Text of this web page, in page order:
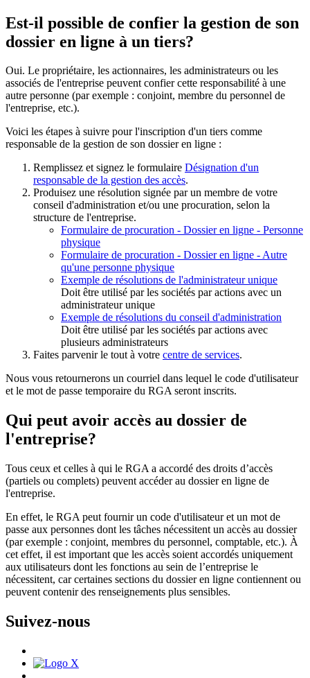
Est-il possible de confier la gestion de son
dossier en ligne à un tiers?
Oui. Le propriétaire, les actionnaires, les administrateurs ou les
associés de l'entreprise peuvent confier cette responsabilité à une
autre personne (par exemple : conjoint, membre du personnel de
l'entreprise, etc.).
Voici les étapes à suivre pour l'inscription d'un tiers comme
responsable de la gestion de son dossier en ligne :
Remplissez et signez le formulaire Désignation d'un
responsable de la gestion des accès.
Produisez une résolution signée par un membre de votre
conseil d'administration et/ou une procuration, selon la
structure de l'entreprise.
Formulaire de procuration - Dossier en ligne - Personne
physique
Formulaire de procuration - Dossier en ligne - Autre
qu'une personne physique
Exemple de résolutions de l'administrateur unique
Doit être utilisé par les sociétés par actions avec un
administrateur unique
Exemple de résolutions du conseil d'administration
Doit être utilisé par les sociétés par actions avec
plusieurs administrateurs
Faites parvenir le tout à votre centre de services.
Nous vous retournerons un courriel dans lequel le code d'utilisateur
et le mot de passe temporaire du RGA seront inscrits.
Qui peut avoir accès au dossier de
l'entreprise?
Tous ceux et celles à qui le RGA a accordé des droits d’accès
(partiels ou complets) peuvent accéder au dossier en ligne de
l'entreprise.
En effet, le RGA peut fournir un code d'utilisateur et un mot de
passe aux personnes dont les tâches nécessitent un accès au dossier
(par exemple : conjoint, membres du personnel, comptable, etc.). À
cet effet, il est important que les accès soient accordés uniquement
aux utilisateurs dont les fonctions au sein de l’entreprise le
nécessitent, car certaines sections du dossier en ligne contiennent ou
peuvent contenir des renseignements plus sensibles.
Suivez-nous